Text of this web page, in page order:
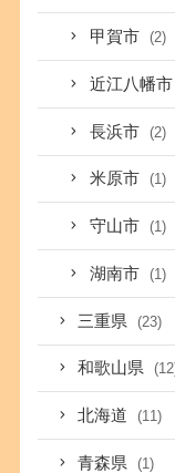
甲賀市 (2)
近江八幡市
長浜市 (2)
米原市 (1)
守山市 (1)
湖南市 (1)
三重県 (23)
和歌山県
北海道 (11)
青森県 (1)